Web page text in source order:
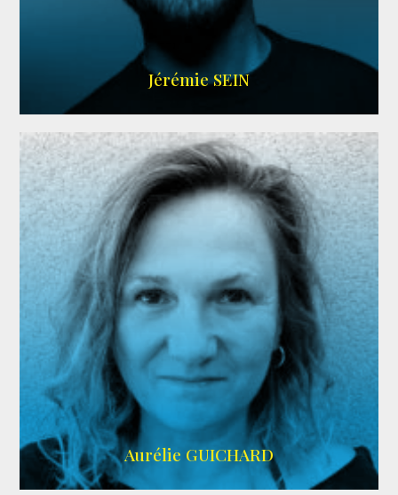
MEMBRE ARDA
Jérémie SEIN
Aurélie GUICHARD